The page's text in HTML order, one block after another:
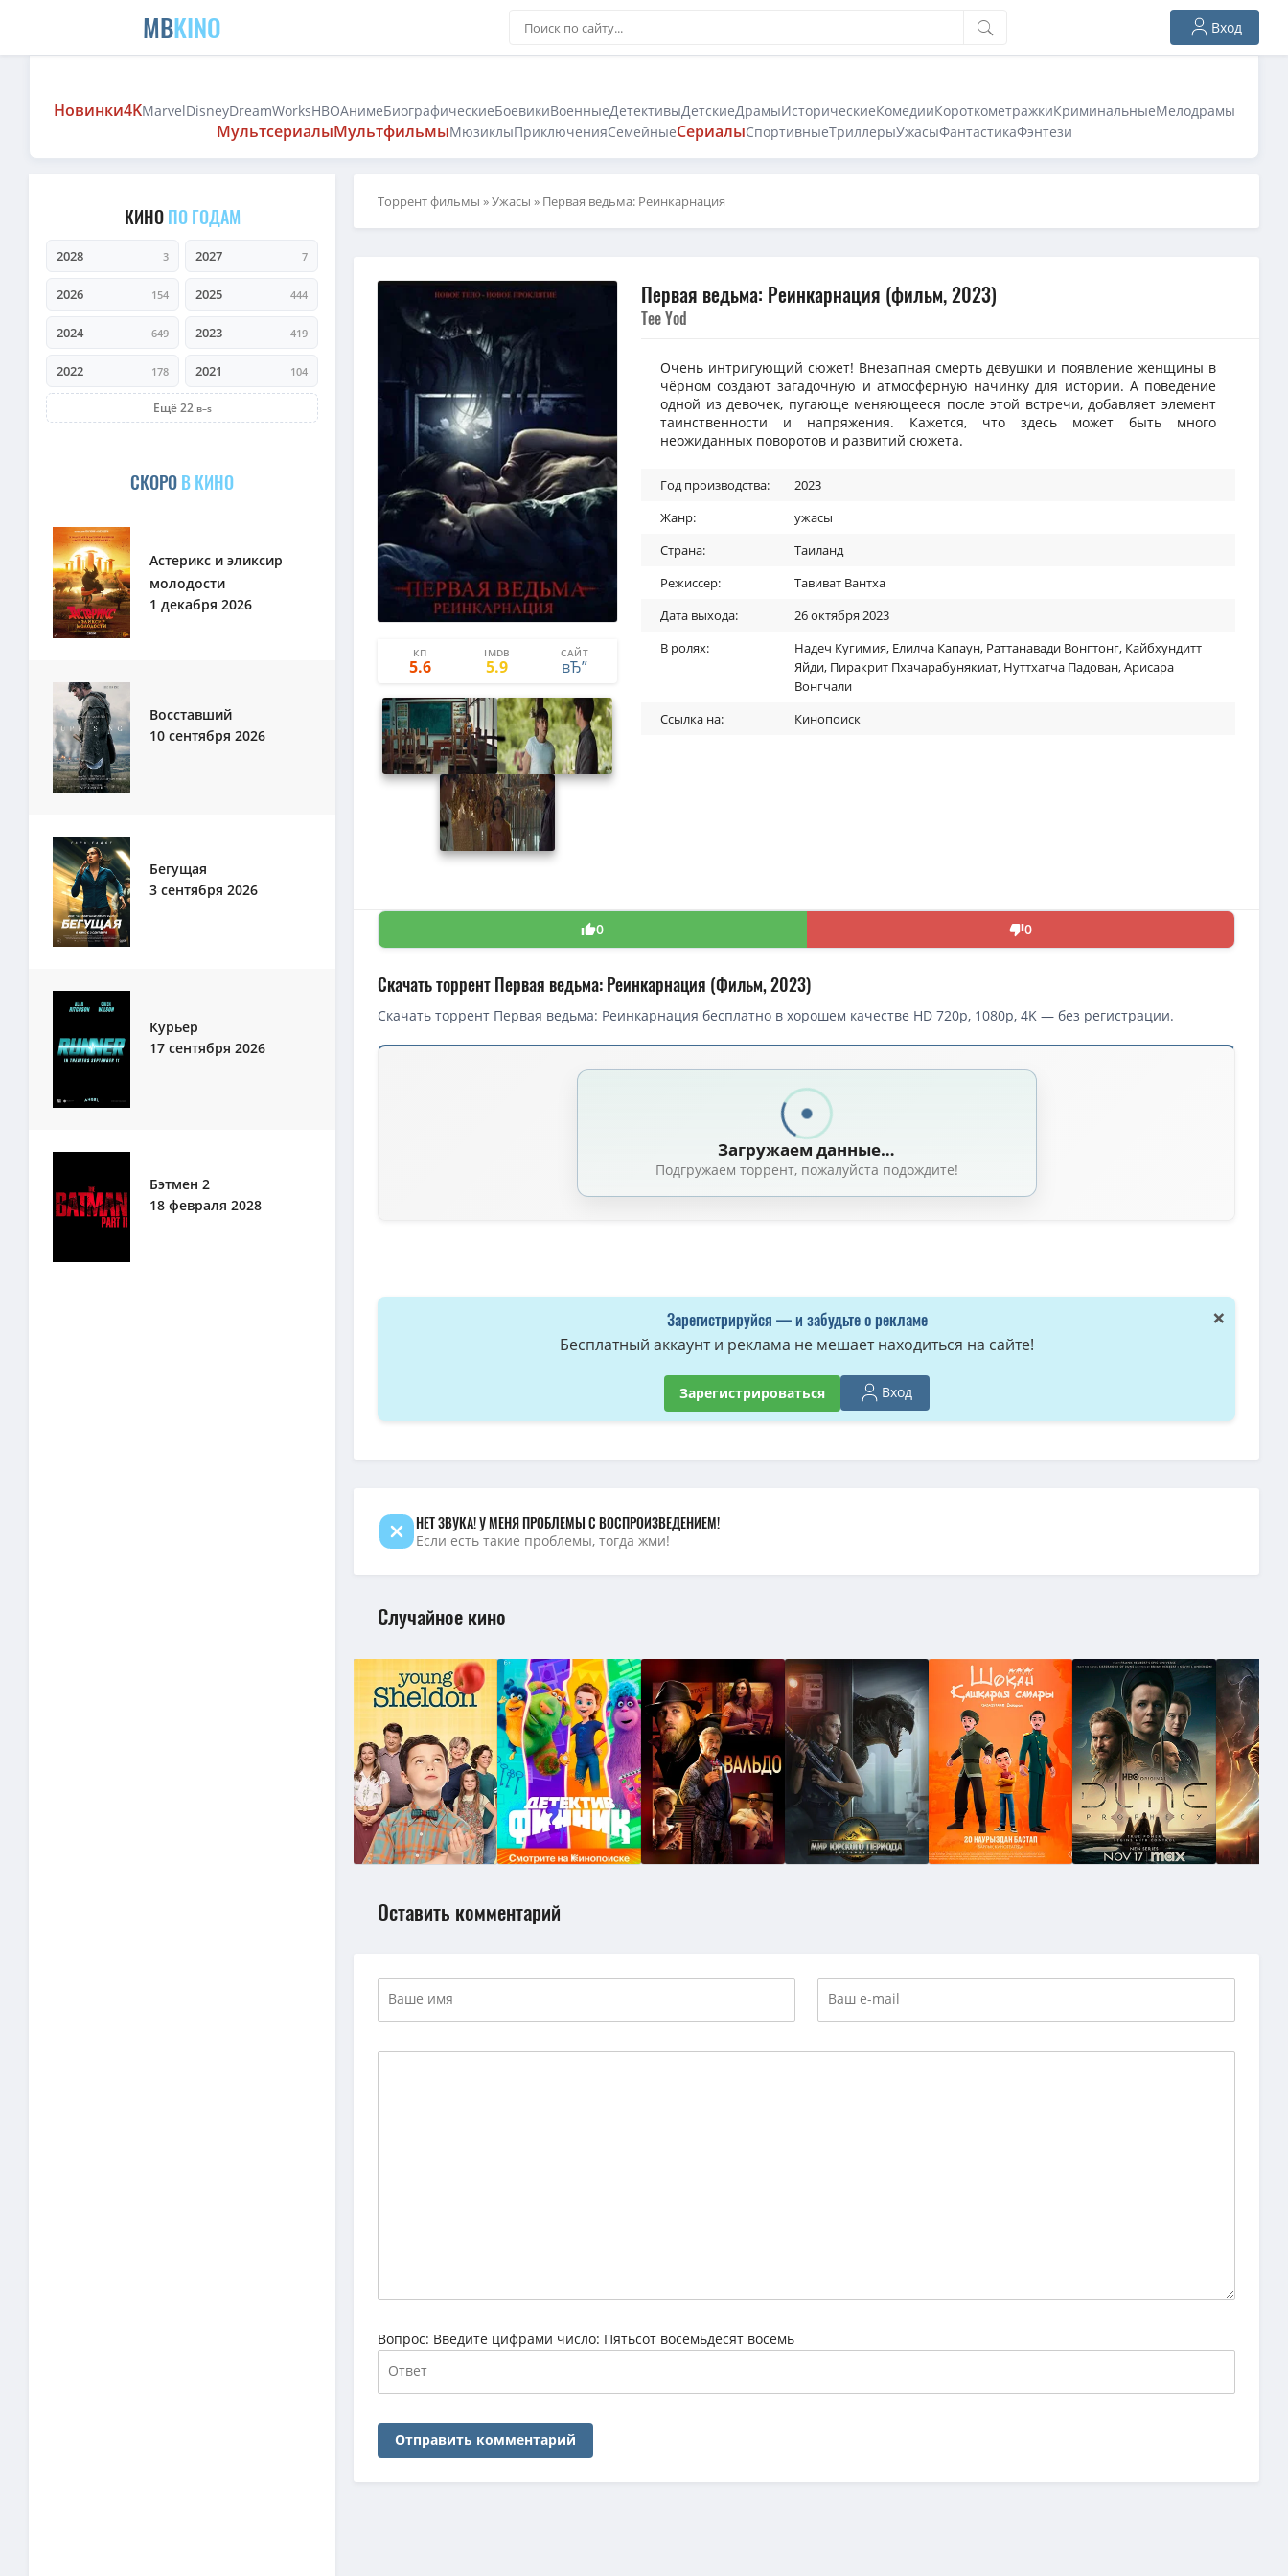
MBKINO Вход
Новинки4KMarvelDisneyDreamWorksHBOАнимеБиографическиеБоевикиВоенныеДетективыДетскиеДрамыИсторическиеКомедииКороткометражкиКриминальныеМелодрамы
МультсериалыМультфильмыМюзиклыПриключенияСемейныеСериалыСпортивныеТриллерыУжасыФантастикаФэнтези
КИНОПО ГОДАМ
2028 3 2027 7
2026 154 2025 444
2024 649 2023 419
2022 178 2021 104
Ещё 22
СКОРОВ КИНО
Астерикс и эликсир
молодости
1 декабря 2026
Восставший
10 сентября 2026
Бегущая
3 сентября 2026
Курьер
17 сентября 2026
Бэтмен 2
18 февраля 2028
Торрент фильмы »Ужасы » Первая ведьма: Реинкарнация
КП
5.6
IMDB
5.9
САЙТ
00
Первая ведьма: Реинкарнация (фильм, 2023)
Tee Yod
Очень интригующий сюжет! Внезапная смерть девушки и появление женщины в
чёрном создают загадочную и атмосферную начинку для истории. А поведение
одной из девочек, пугающе меняющееся после этой встречи, добавляет элемент
таинственности и напряжения. Кажется, что здесь может быть много
неожиданных поворотов и развитий сюжета.
Год производства:
2023
Жанр:
ужасы
Страна:
Таиланд
Режиссер:
Тавиват Вантха
Дата выхода:
26 октября 2023
В ролях:
Надеч Кугимия, Елилча Капаун, Раттанавади Вонгтонг, Кайбхундитт
Яйди, Пиракрит Пхачарабунякиат, Нуттхатча Падован,Арисара
Вонгчали
Ссылка на:
Кинопоиск
0 0
Скачать торрент Первая ведьма: Реинкарнация (Фильм, 2023)
Скачать торрент Первая ведьма: Реинкарнация бесплатно в хорошем качестве HD 720p, 1080p, 4K — без регистрации.
Скачать торрент — Первая ведьма: Реинкарнация / Tee Yod (2023)
Первая ведьма: Реинкарнация / Tee Yod / Death Whisperer (2023) WEB-DLRip [звук с TS] [AD]
1080p — Первая ведьма: Реинкарнация / Tee Yod / Death Whisperer (2023) WEB-DLRip [H.264/1080p] [звук с TS] [AD]
Загружаем данные…
Подгружаем торрент, пожалуйста подождите!
×
Зарегистрируйся — и забудьте о рекламе
Бесплатный аккаунт и реклама не мешает находиться на сайте!
Зарегистрироваться Вход
НЕТ ЗВУКА! У МЕНЯ ПРОБЛЕМЫ С ВОСПРОИЗВЕДЕНИЕМ!
Если есть такие проблемы, тогда жми!
Случайное кино
Оставить комментарий
Вопрос: Введите цифрами число: Пятьсот восемьдесят восемь
Отправить комментарий